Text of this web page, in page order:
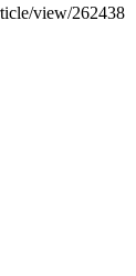
view/262438